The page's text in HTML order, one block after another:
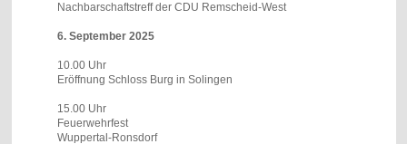
Nachbarschaftstreff der CDU Remscheid-West
6. September 2025
10.00 Uhr
Eröffnung Schloss Burg in Solingen
15.00 Uhr
Feuerwehrfest
Wuppertal-Ronsdorf